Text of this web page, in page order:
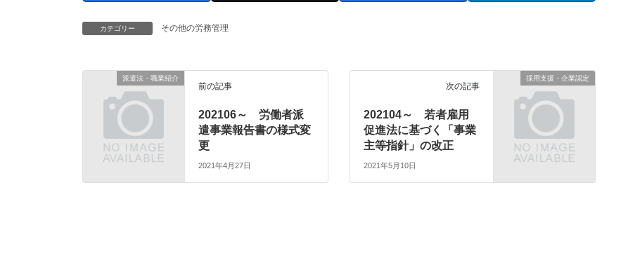
カテゴリー その他の労務管理
派遣法・職業紹介
前の記事
202106～ 労働者派
遣事業報告書の様式変
更
2021年4月27日
採用支援・企業認定
次の記事
202104～ 若者雇用
促進法に基づく「事業
主等指針」の改正
2021年5月10日